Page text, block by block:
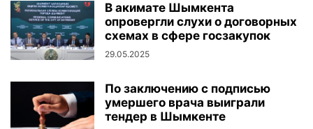
В акимате Шымкента
опровергли слухи о договорных
схемах в сфере госзакупок
29.05.2025
По заключению с подписью
умершего врача выиграли
тендер в Шымкенте